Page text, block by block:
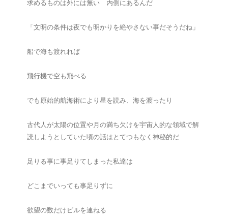
求めるものは外には無い 内側にあるんだ
「文明の条件は夜でも明かりを絶やさない事だそうだね」
船で海も渡れれば
飛行機で空も飛べる
でも原始的航海術により星を読み、海を渡ったり
古代人が太陽の位置や月の満ち欠けを宇宙人的な領域で解
読しようとしていた頃の話はとてつもなく神秘的だ
足りる事に事足りてしまった私達は
どこまでいっても事足りずに
欲望の数だけビルを連ねる